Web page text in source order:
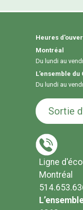
Heures
Montréal
Du lundi au
L’ensemble du
Du lundi au
Sortie
Ligne
Montréal